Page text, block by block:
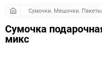
Сумочки. Мешочки.
Сумочка
микс